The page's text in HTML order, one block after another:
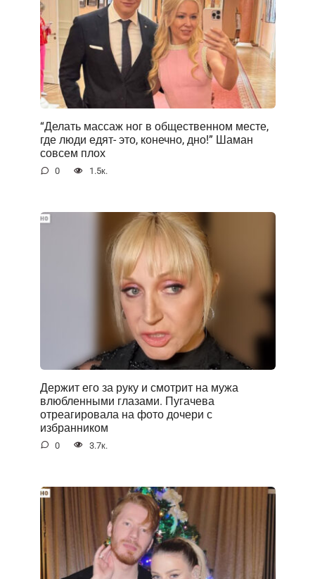
“Делать массаж ног в общественном месте,
где люди едят- это, конечно, дно!” Шаман
совсем плох
0 1.5к.
Держит его за руку и смотрит на мужа
влюбленными глазами. Пугачева
отреагировала на фото дочери с
избранником
0 3.7к.